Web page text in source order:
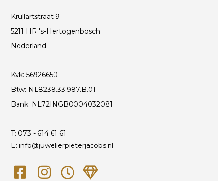
Krullartstraat 9
5211 HR 's-Hertogenbosch
Nederland
Kvk: 56926650
Btw: NL8238.33.987.B.01
Bank: NL72INGB0004032081
T: 073 - 614 61 61
E: info@juwelierpieterjacobs.nl